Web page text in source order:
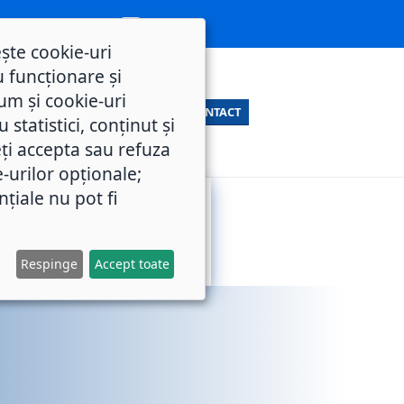
CONTACT
cookie-uri
funcționare și
și cookie-uri
statistici, conținut și
accepta sau refuza
urilor opționale;
nu pot fi
Respinge Accept toate